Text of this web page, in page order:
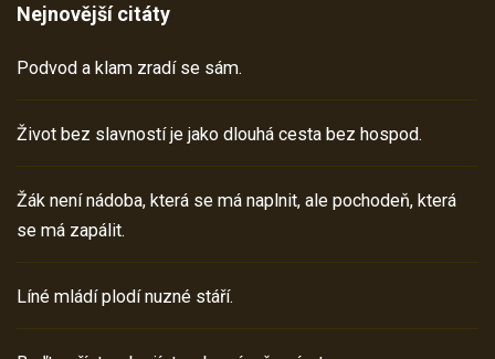
Nejnovější citáty
Podvod a klam zradí se sám.
Život bez slavností je jako dlouhá cesta bez hospod.
Žák není nádoba, která se má naplnit, ale pochodeň, která
se má zapálit.
Líné mládí plodí nuzné stáří.